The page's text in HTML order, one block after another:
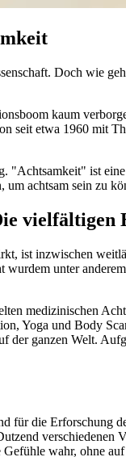
Doch wie
kaum
seit etwa 1960 mit
ist
achtsam sein zu
ist inzwischen
unter
medizinischen
Yoga und Body
ganzen Welt.
für die
wahr, ohne